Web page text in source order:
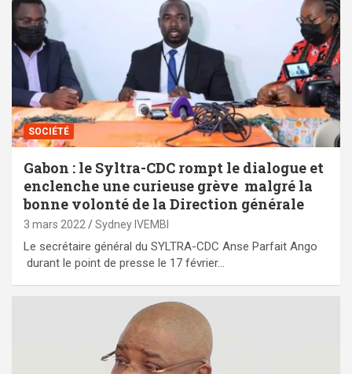
SOCIÉTÉ
Gabon : le Syltra-CDC rompt le dialogue et
enclenche une curieuse grève malgré la
bonne volonté de la Direction générale
3 mars 2022 Sydney IVEMBI
Le secrétaire général du SYLTRA-CDC Anse Parfait Ango
durant le point de presse le 17 février…